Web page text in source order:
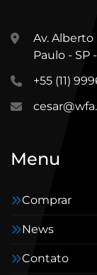
Av. Alberto
Paulo - SP
+55 (11)
Menu
Comprar
News
Contato